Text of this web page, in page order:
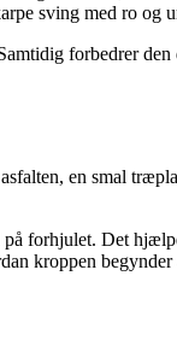
sving med ro og
forbedrer
en smal
forhjulet. Det
kroppen